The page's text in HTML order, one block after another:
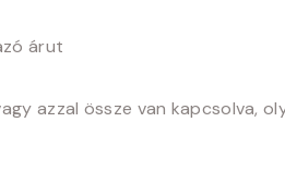
árut
azzal össze van kapcsolva,